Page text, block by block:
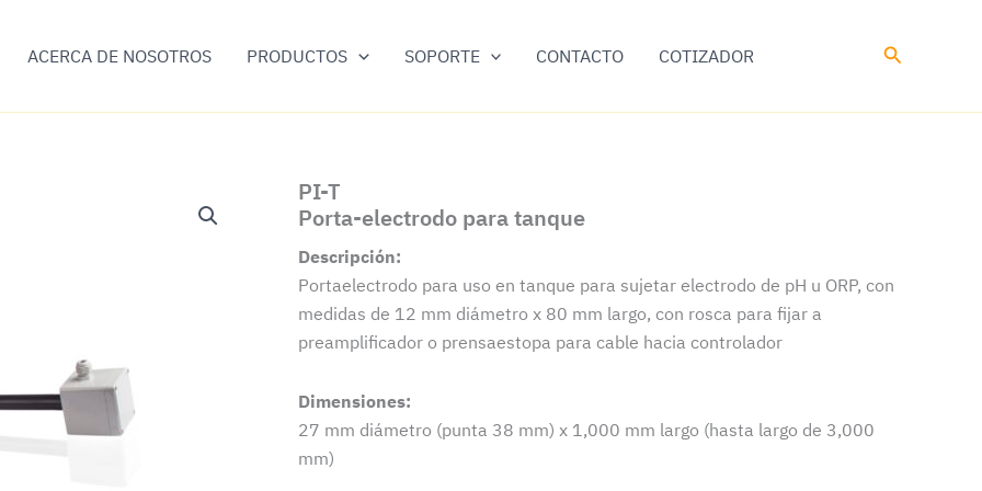
ACERCA DE NOSOTROS PRODUCTOS SOPORTE CONTACTO COTIZADOR Buscar
PI-T
Porta-electrodo para tanque
Descripción:
Portaelectrodo para uso en tanque para sujetar electrodo de pH u ORP, con
medidas de 12 mm diámetro x 80 mm largo, con rosca para fijar a
preamplificador o prensaestopa para cable hacia controlador
Dimensiones:
27 mm diámetro (punta 38 mm) x 1,000 mm largo (hasta largo de 3,000
mm)